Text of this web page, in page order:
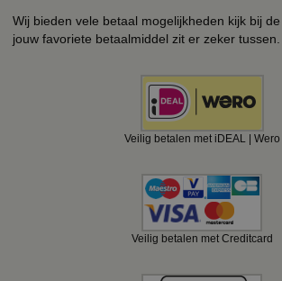
Wij bieden vele betaal mogelijkheden kijk bij
jouw favoriete betaalmiddel zit er zeker tussen.
Veilig betalen met iDEAL | Wero
Veilig betalen met Creditcard